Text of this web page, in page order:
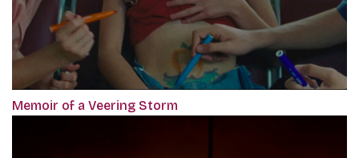
Memoir of a Veering Storm